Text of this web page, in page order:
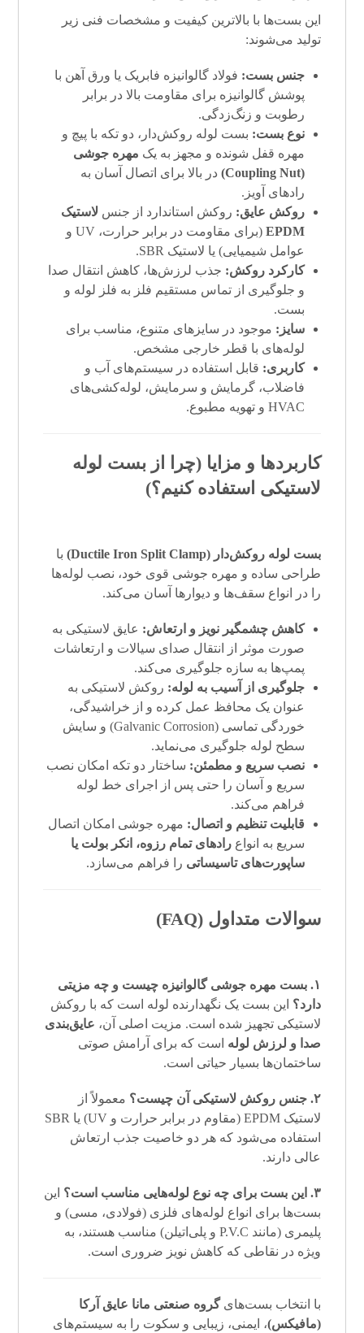
این بست‌ها با بالاترین کیفیت و مشخصات فنی زیر
تولید می‌شوند:
جنس بست: فولاد گالوانیزه فابریک یا ورق آهن با
پوشش گالوانیزه برای مقاومت بالا در برابر
رطوبت و زنگ‌زدگی.
نوع بست: بست لوله روکش‌دار، دو تکه با پیچ و
مهره قفل شونده و مجهز به یک مهره جوشی
(
Coupling Nut
) در بالا برای اتصال آسان به
رادهای آویز.
روکش عایق: روکش استاندارد از جنسلاستیک
EPDM
(برای مقاومت در برابر حرارت، UV و
عوامل شیمیایی) یا لاستیک SBR.
کارکرد روکش: جذب لرزش‌ها، کاهش انتقال صدا
و جلوگیری از تماس مستقیم فلز به فلز لوله و
بست.
سایز: موجود در سایزهای متنوع، مناسب برای
لوله‌های با قطر خارجی مشخص.
کاربری: قابل استفاده در سیستم‌های آب و
فاضلاب، گرمایش و سرمایش، لوله‌کشی‌های
HVAC و تهویه مطبوع.
کاربردها و مزایا (چرا از بست لوله
لاستیکی استفاده کنیم؟)
بست لوله روکش‌دار (Ductile Iron Split Clamp)
با
طراحی ساده و مهره جوشی قوی خود، نصب لوله‌ها
را در انواع سقف‌ها و دیوارها آسان می‌کند.
کاهش چشمگیر نویز و ارتعاش: عایق لاستیکی به
صورت موثر از انتقال صدای سیالات و ارتعاشات
پمپ‌ها به سازه جلوگیری می‌کند.
جلوگیری از آسیب به لوله: روکش لاستیکی به
عنوان یک محافظ عمل کرده و از خراشیدگی،
خوردگی تماسی (Galvanic Corrosion) و سایش
سطح لوله جلوگیری می‌نماید.
نصب سریع و مطمئن: ساختار دو تکه امکان نصب
سریع و آسان را حتی پس از اجرای خط لوله
فراهم می‌کند.
قابلیت تنظیم و اتصال: مهره جوشی امکان اتصال
سریع به انواعرادهای تمام رزوه، انکر بولت یا
ساپورت‌های تاسیساتی را فراهم می‌سازد.
سوالات متداول (FAQ)
۱. بست مهره جوشی گالوانیزه چیست و چه مزیتی
دارد؟ این بست یک نگهدارنده لوله است که با روکش
لاستیکی تجهیز شده است. مزیت اصلی آن، عایق‌بندی
صدا و لرزش لوله است که برای آرامش صوتی
ساختمان‌ها بسیار حیاتی است.
۲. جنس روکش لاستیکی آن چیست؟
معمولاً از
لاستیک EPDM (مقاوم در برابر حرارت و UV) یا SBR
استفاده می‌شود که هر دو خاصیت جذب ارتعاش
عالی دارند.
۳. این بست برای چه نوع لوله‌هایی مناسب است؟
این
بست‌ها برای انواع لوله‌های فلزی (فولادی، مسی) و
پلیمری (مانند P.V.C و پلی‌اتیلن) مناسب هستند، به
ویژه در نقاطی که کاهش نویز ضروری است.
با انتخاب بست‌هایگروه صنعتی مانا عایق آرکا
(مافیکس)، ایمنی، زیبایی و سکوت را به سیستم‌های